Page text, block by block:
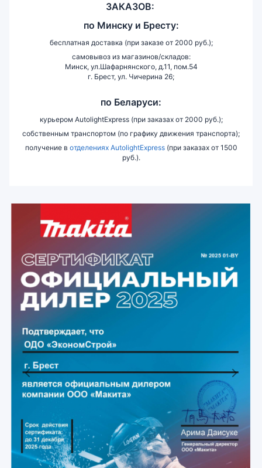
ЗАКАЗОВ:
по Минску и Бресту:
бесплатная доставка (при заказе от 2000 руб.);
самовывоз из магазинов/складов:
Минск, ул.Шафарнянского, д.11, пом.54
г. Брест, ул. Чичерина 26;
по Беларуси:
курьером AutolightExpress (при заказах от 2000 руб.);
собственным транспортом (по графику движения транспорта);
получение в отделениях AutolightExpress(при заказах от 1500
руб.).
Previous Next